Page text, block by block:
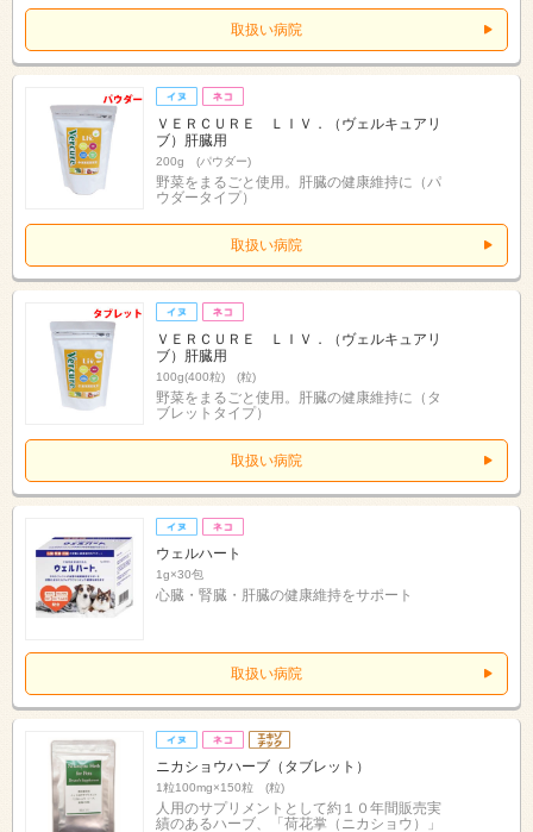
取扱い病院
ＶＥＲＣＵＲＥ ＬＩＶ．（ヴェルキュアリ
ブ）肝臓用
200g (パウダー)
野菜をまるごと使用。肝臓の健康維持に（パ
ウダータイプ）
取扱い病院
ＶＥＲＣＵＲＥ ＬＩＶ．（ヴェルキュアリ
ブ）肝臓用
100g(400粒) (粒)
野菜をまるごと使用。肝臓の健康維持に（タ
ブレットタイプ）
取扱い病院
ウェルハート
1g×30包
心臓・腎臓・肝臓の健康維持をサポート
取扱い病院
ニカショウハーブ（タブレット）
1粒100mg×150粒 (粒)
人用のサプリメントとして約１０年間販売実
績のあるハーブ、「荷花掌（ニカショウ）」